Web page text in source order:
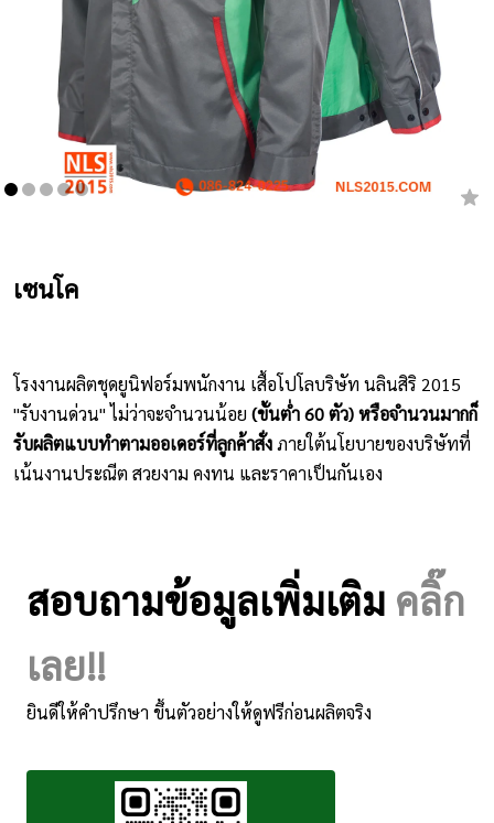
เสื้อยืดคอกลม
กางเกง
ผ้ากันเปื้อน
หมวก
ผลิตภัณฑ์อื่นๆ
ตัวอย่างปกเสื้อโปโล
ตัวอย่างแขนเสื้อโปโล
เซนโค
โรงงานผลิตชุดยูนิฟอร์มพนักงาน เสื้อโปโลบริษัท นลินสิริ 2015
"รับงานด่วน" ไม่ว่าจะจำนวนน้อย (ขั้นต่ำ 60 ตัว) หรือจำนวนมากก็
รับผลิตแบบทำตามออเดอร์ที่ลูกค้าสั่งภายใต้นโยบายของบริษัทที่
เน้นงานประณีต สวยงาม คงทน และราคาเป็นกันเอง
สอบถามข้อมูลเพิ่มเติม คลิ๊ก
เลย!!
ยินดีให้คำปรึกษา ขึ้นตัวอย่างให้ดูฟรีก่อนผลิตจริง